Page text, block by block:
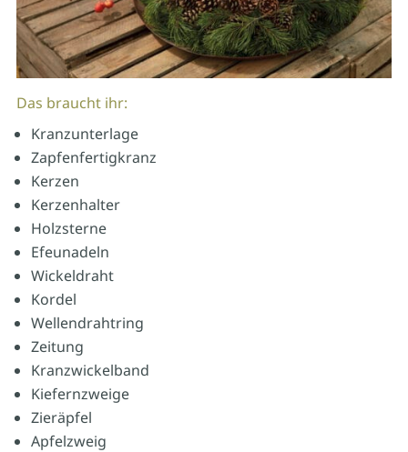
Das braucht ihr:
Kranzunterlage
Zapfenfertigkranz
Kerzen
Kerzenhalter
Holzsterne
Efeunadeln
Wickeldraht
Kordel
Wellendrahtring
Zeitung
Kranzwickelband
Kiefernzweige
Zieräpfel
Apfelzweig